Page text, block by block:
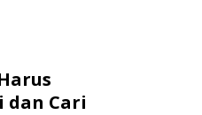
dan Cari